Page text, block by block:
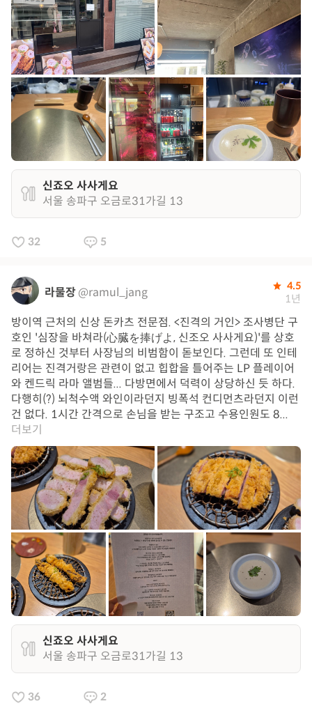
신죠오 사사게요
서울 송파구 오금로31가길 13
32 5
라물장@ramul_jang 4.5
1년
방이역 근처의 신상 돈카츠 전문점. <진격의 거인> 조사병단 구
호인 '심장을 바쳐라(心臓を捧げよ, 신조오 사사게요)'를 상호
로 정하신 것부터 사장님의 비범함이 돋보인다. 그런데 또 인테
리어는 진격거랑은 관련이 없고 힙합을 틀어주는 LP 플레이어
와 켄드릭 라마 앨범들... 다방면에서 덕력이 상당하신 듯 하다.
다행히(?) 뇌척수액 와인이라던지 빙폭석 컨디먼츠라던지 이런
건 없다. 1시간 간격으로 손님을 받는 구조고 수용인원도 8...
더보기
신죠오 사사게요
서울 송파구 오금로31가길 13
36 2